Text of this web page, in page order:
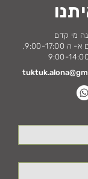
מי קדם
שעות מענה טלפוני: ימים א- ה 9:00-17:00,